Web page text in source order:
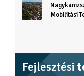
Mobilitási
Fejlesztési